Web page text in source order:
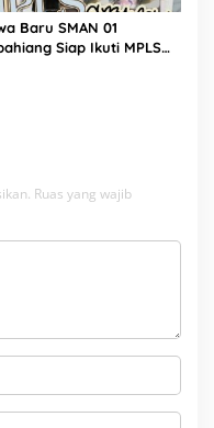
Baru SMAN 01
Siap Ikuti MPLS
Ruas yang wajib